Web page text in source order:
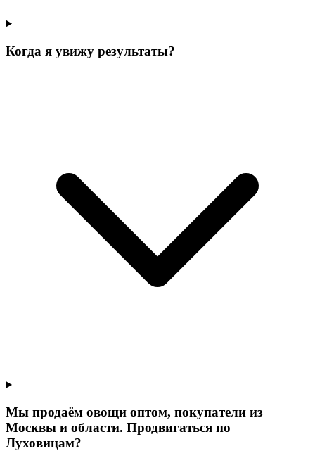
Когда я увижу результаты?
Мы продаём овощи оптом, покупатели из
Москвы и области. Продвигаться по
Луховицам?